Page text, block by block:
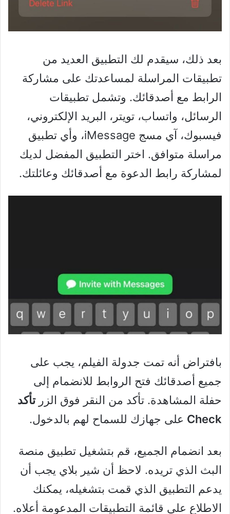
بعد ذلك، سيقدم لك التطبيق العديد من
تطبيقات المراسلة لمساعدتك على مشاركة
الرابط مع أصدقائك. وتشمل تطبيقات
الرسائل، واتساب، تويتر، البريد الإلكتروني،
فيسبوك، آي مسج iMessage، وأي تطبيق
مراسلة متوافق. اختر التطبيق المفضل لديك
لمشاركة رابط الدعوة مع أصدقائك وعائلتك.
بافتراض أنه تمت جدولة الفيلم، يجب على
جميع أصدقائك فتح الروابط للانضمام إلى
حفلة المشاهدة. تأكد من النقر فوق الزرتأكد
Check على جهازك للسماح لهم بالدخول.
بعد انضمام الجميع، قم بتشغيل تطبيق منصة
البث الذي تريده. لاحظ أن شير بلاي يجب أن
يدعم التطبيق الذي قمت بتشغيله، يمكنك
الاطلاع على قائمة التطبيقات المدعومة أعلاه.